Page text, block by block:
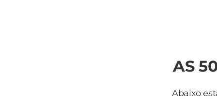
AS
Abaixo